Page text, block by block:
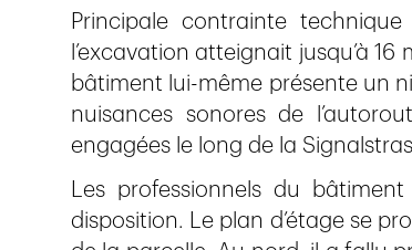
Principale contrainte
l’excavation atteignait jusqu’à
bâtiment lui-même présente un
nuisances sonores de
engagées le long de la
Les professionnels du
disposition. Le plan d’étage se